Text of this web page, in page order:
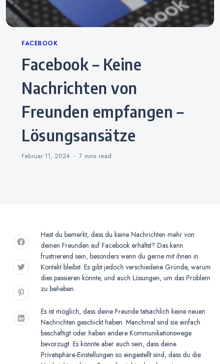
Categories
FACEBOOK
Facebook – Keine
Nachrichten von
Freunden empfangen –
Lösungsansätze
Februar 11, 2024 7 mins read
Hast du bemerkt, dass du keine Nachrichten mehr von
deinen Freunden auf Facebook erhältst? Das kann
frustrierend sein, besonders wenn du gerne mit ihnen in
Kontakt bleibst. Es gibt jedoch verschiedene Gründe, warum
dies passieren könnte, und auch Lösungen, um das Problem
zu beheben.
Es ist möglich, dass deine Freunde tatsächlich keine neuen
Nachrichten geschickt haben. Manchmal sind sie einfach
beschäftigt oder haben andere Kommunikationswege
bevorzugt. Es könnte aber auch sein, dass deine
Privatsphäre-Einstellungen so eingestellt sind, dass du die